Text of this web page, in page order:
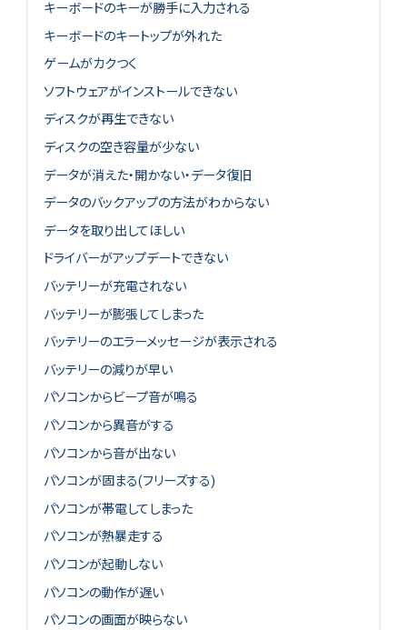
キーボードのキーが勝手に入力される
キーボードのキートップが外れた
ゲームがカクつく
ソフトウェアがインストールできない
ディスクが再生できない
ディスクの空き容量が少ない
データが消えた・開かない・データ復旧
データのバックアップの方法がわからない
データを取り出してほしい
ドライバーがアップデートできない
バッテリーが充電されない
バッテリーが膨張してしまった
バッテリーのエラーメッセージが表示される
バッテリーの減りが早い
パソコンからビープ音が鳴る
パソコンから異音がする
パソコンから音が出ない
パソコンが固まる(フリーズする)
パソコンが帯電してしまった
パソコンが熱暴走する
パソコンが起動しない
パソコンの動作が遅い
パソコンの画面が映らない